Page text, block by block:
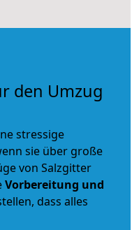
den Umzug
stressige
sie über große
von Salzgitter
Vorbereitung und
dass alles